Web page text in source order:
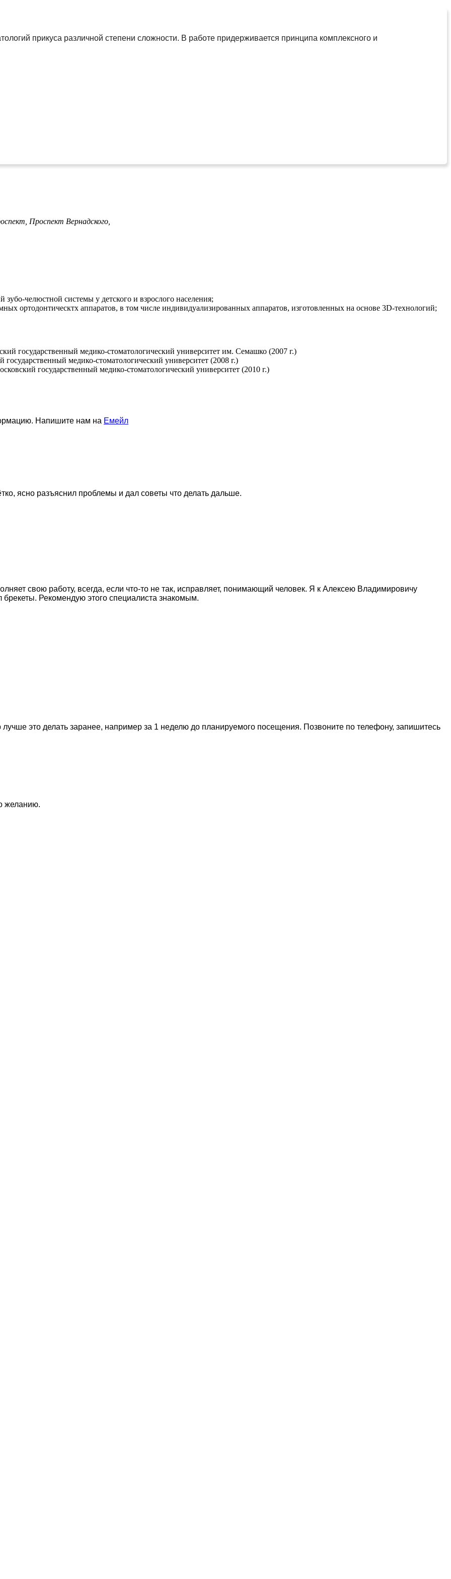
прикуса различной степени сложности. В работе придерживается принципа комплексного и
Проспект Вернадского,
челюстной системы у детского и взрослого населения;
ортодонтическтх аппаратов, в том числе индивидуализированных аппаратов, изготовленных на основе 3D-технологий;
государственный медико-стоматологический университет им. Семашко (2007 г.)
медико-стоматологический университет (2008 г.)
государственный медико-стоматологический университет (2010 г.)
Напишите нам на Емейл
ясно разъяснил проблемы и дал советы что делать дальше.
свою работу, всегда, если что-то не так, исправляет, понимающий человек. Я к Алексею Владимировичу
Рекомендую этого специалиста знакомым.
это делать заранее, например за 1 неделю до планируемого посещения. Позвоните по телефону, запишитесь
желанию.